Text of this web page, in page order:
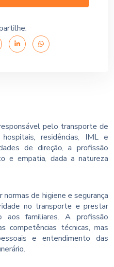
pelo transporte de
residências, IML e
de direção, a profissão
e empatia, dada a natureza
de higiene e segurança
no transporte e prestar
aos familiares. A profissão
competências técnicas, mas
e entendimento das